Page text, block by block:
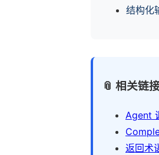
结构化
📎 相关链
Agent
返回术